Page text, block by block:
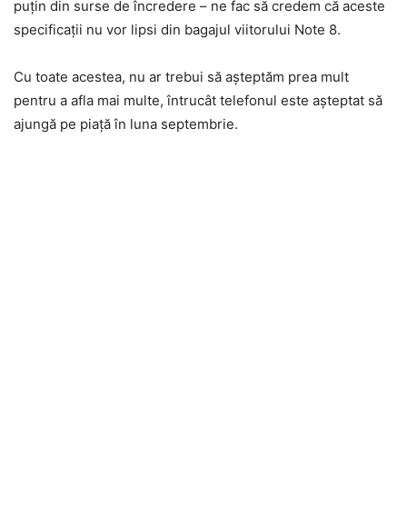
puțin din surse de încredere – ne fac să credem că aceste
specificații nu vor lipsi din bagajul viitorului Note 8.
Cu toate acestea, nu ar trebui să așteptăm prea mult
pentru a afla mai multe, întrucât telefonul este așteptat să
ajungă pe piață în luna septembrie.